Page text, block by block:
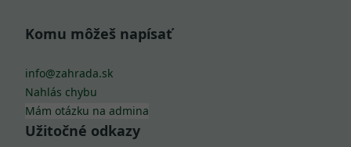
Komu môžeš napísať
info@zahrada.sk
Nahlás chybu
Mám otázku na admina
Užitočné odkazy